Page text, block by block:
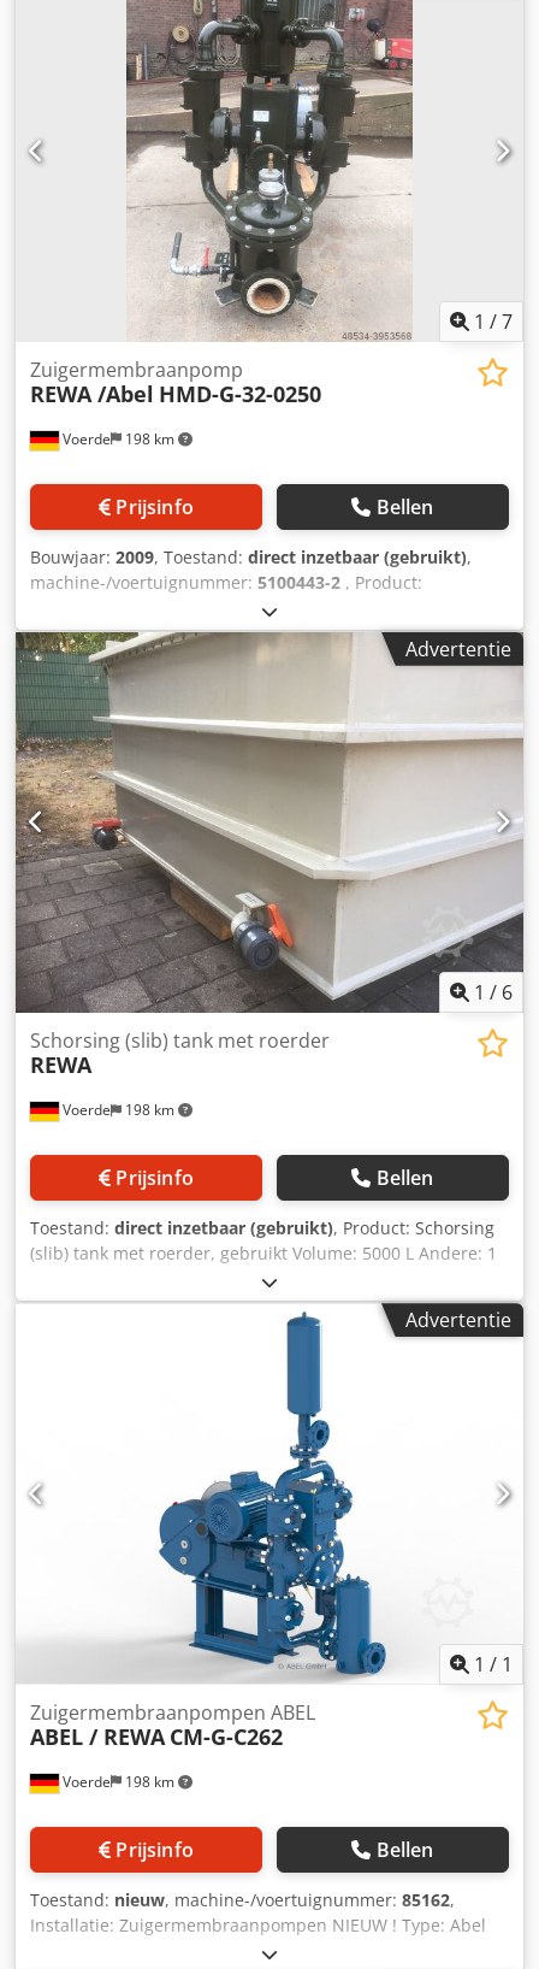
1 /7
Voerde 198 km
Zuigermembraanpomp
REWA /Abel HMD-G-32-0250
Prijsinfo Bellen
Bouwjaar: 2009, Toestand: direct inzetbaar (gebruikt),
machine-/voertuignummer: 5100443-2 , Product:
Zuigermembraanpomp, vulpomp, gebruikt Type: Abel
HMD-G-32-0250 Bouwjaar: 2009 Vermogen: max. 25 m³/h
Druk: 15 bar Machinenummer: 5100443-2 Lengte: 3300
mm Uitvoering: zuurbestendig, FU-gestuurd Dksdpod Ey
Saofx Anksr
Advertentie
1 / 6
Voerde 198 km
Schorsing (slib) tank met roerder
REWA
Prijsinfo Bellen
Toestand: direct inzetbaar (gebruikt), Product: Schorsing
(slib) tank met roerder, gebruikt Volume: 5000 L Andere: 1
zaal, 2 stirrers Afmetingen: LxBxH 2500 x 2100 x 1300 mm
Djdpfed Ezicjx Ankokr
Advertentie
1 / 1
Voerde 198 km
Zuigermembraanpompen ABEL
ABEL / REWA CM-G-C262
Prijsinfo Bellen
Toestand: nieuw, machine-/voertuignummer: 85162,
Installatie: Zuigermembraanpompen NIEUW ! Type: Abel
CM-G-C262 Vermogen: 10 m³/h Druk: 15 bar Dksdpfsd E S